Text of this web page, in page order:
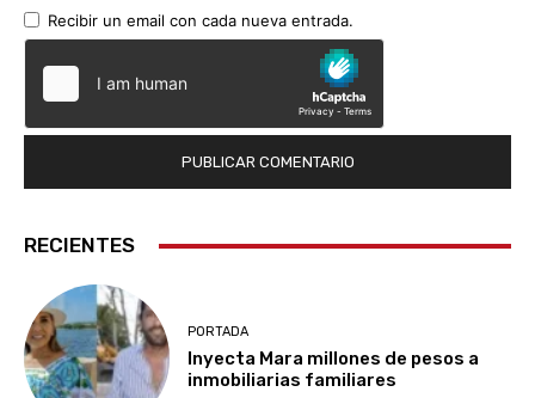
Recibir un email con cada nueva entrada.
RECIENTES
PORTADA
Inyecta Mara millones de pesos a
inmobiliarias familiares